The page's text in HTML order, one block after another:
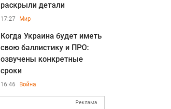
раскрыли детали
17:27 Мир
Когда Украина будет иметь
свою баллистику и ПРО:
озвучены конкретные
сроки
16:46 Война
Реклама